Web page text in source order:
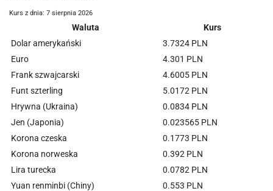
Kurs z dnia: 7 sierpnia 2026
Waluta
Kurs
Dolar amerykański
3.7324 PLN
Euro
4.301 PLN
Frank szwajcarski
4.6005 PLN
Funt szterling
5.0172 PLN
Hrywna (Ukraina)
0.0834 PLN
Jen (Japonia)
0.023565 PLN
Korona czeska
0.1773 PLN
Korona norweska
0.392 PLN
Lira turecka
0.0782 PLN
Yuan renminbi (Chiny)
0.553 PLN